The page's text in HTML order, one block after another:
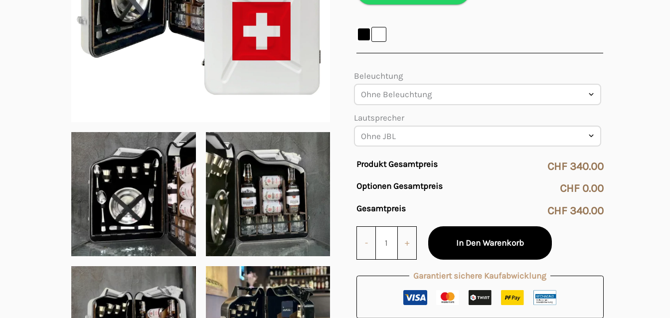
Beleuchtung
Lautsprecher
Produkt Gesamtpreis CHF 340.00
Optionen Gesamtpreis CHF 0.00
Gesamtpreis CHF 340.00
- + In Den Warenkorb
Garantiert sichere Kaufabwicklung